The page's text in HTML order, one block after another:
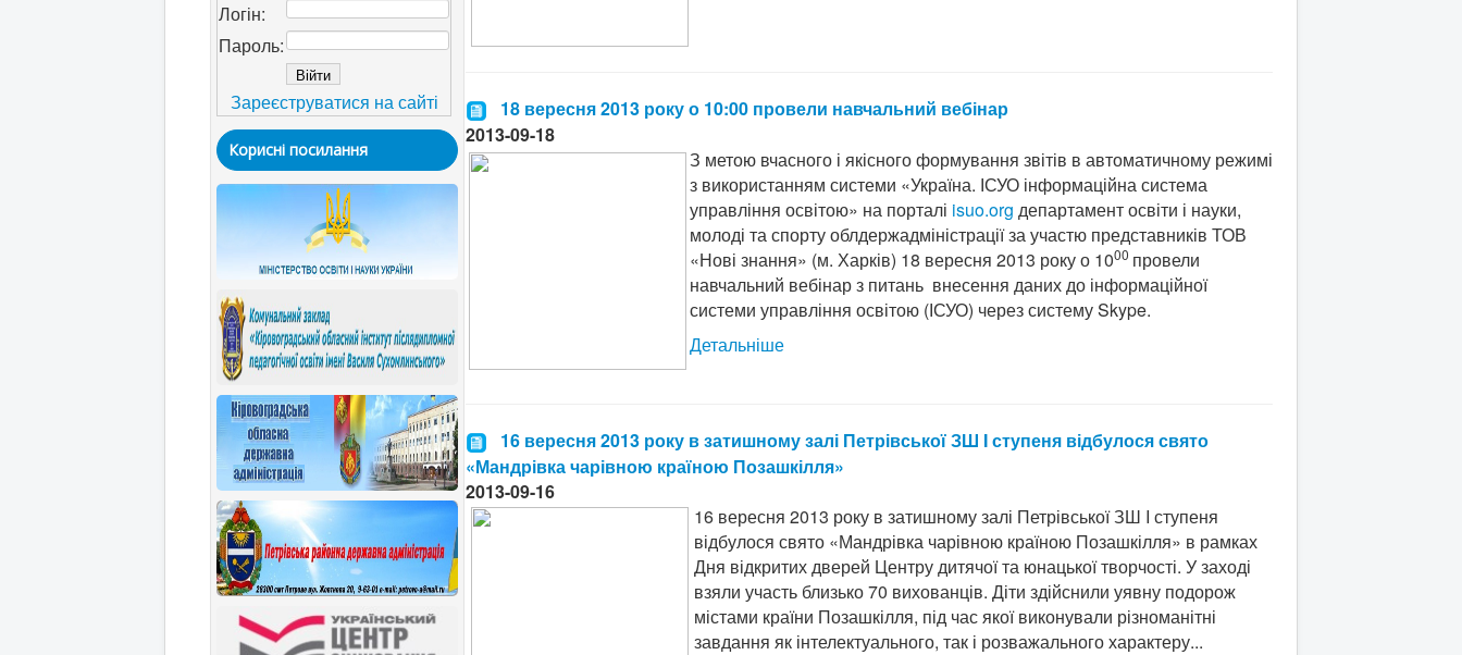
Логін:
Пароль:
Зареєструватися на сайті
Корисні посилання
18 вересня 2013 року о 10:00 провели навчальний вебінар
2013-09-18
З метою вчасного і якісного формування звітів в автоматичному режимі
з використанням системи «Україна. ІСУО інформаційна система
управління освітою» на порталі isuo.org департамент освіти і науки,
молоді та спорту облдержадміністрації за участю представників ТОВ
«Нові знання» (м. Харків) 18 вересня 2013 року о 1000 провели
навчальний вебінар з питань внесення даних до інформаційної
системи управління освітою (ІСУО) через систему Skype.
Детальніше
16 вересня 2013 року в затишному залі Петрівської ЗШ I ступеня відбулося свято
«Мандрівка чарівною країною Позашкілля»
2013-09-16
16 вересня 2013 року в затишному залі Петрівської ЗШ I ступеня
відбулося свято «Мандрівка чарівною країною Позашкілля» в рамках
Дня відкритих дверей Центру дитячої та юнацької творчості. У заході
взяли участь близько 70 вихованців. Діти здійснили уявну подорож
містами країни Позашкілля, під час якої виконували різноманітні
завдання як інтелектуального, так і розважального характеру...